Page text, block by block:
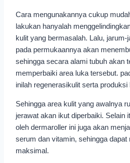
Cara mengunakannya cukup
lakukan hanyalah
kulit yang bermasalah. Lalu, jarum-
pada permukaannya akan
sehingga secara alami tubuh akan
memperbaiki area luka tersebut.
inilah regenerasikulit serta
Sehingga area kulit yang awalnya
jerawat akan ikut diperbaiki. Selain
oleh dermaroller ini juga akan
serum dan vitamin, sehingga dapat
maksimal.